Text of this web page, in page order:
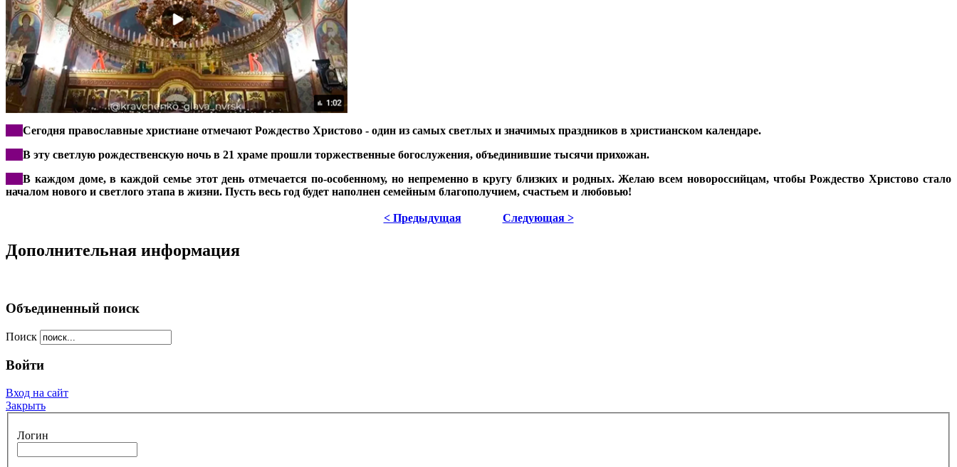
Сегодня православные христиане отмечают Рождество Христово - один из самых светлых и значимых праздников в христианском календаре.
В эту светлую рождественскую ночь в 21 храме прошли торжественные богослужения, объединившие тысячи прихожан.
В каждом доме, в каждой семье этот день отмечается по-особенному, но непременно в кругу близких и родных. Желаю всем новороссийцам, чтобы Рождество Христово стало
началом нового и светлого этапа в жизни. Пусть весь год будет наполнен семейным благополучием, счастьем и любовью!
< Предыдущая Следующая >
Дополнительная информация
Объединенный поиск
Поиск
Войти
Вход на сайт
Закрыть
Логин